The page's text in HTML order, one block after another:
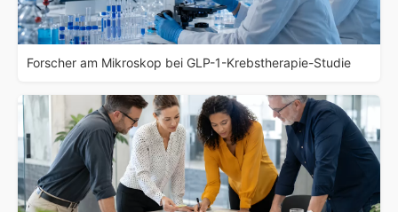
Forscher am Mikroskop bei GLP-1-Krebstherapie-Studie